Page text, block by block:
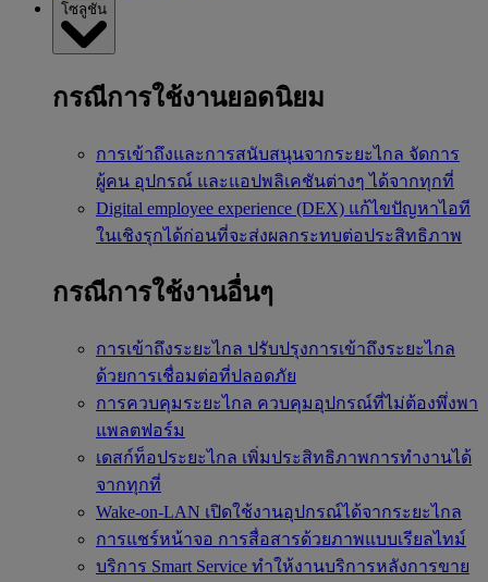
โซลูชัน
กรณีการใช้งานยอดนิยม
การเข้าถึงและการสนับสนุนจากระยะไกล จัดการ
ผู้คน อุปกรณ์ และแอปพลิเคชันต่างๆ ได้จากทุกที่
Digital employee experience (DEX) แก้ไขปัญหาไอที
ในเชิงรุกได้ก่อนที่จะส่งผลกระทบต่อประสิทธิภาพ
กรณีการใช้งานอื่นๆ
การเข้าถึงระยะไกล ปรับปรุงการเข้าถึงระยะไกล
ด้วยการเชื่อมต่อที่ปลอดภัย
การควบคุมระยะไกล ควบคุมอุปกรณ์ที่ไม่ต้องพึ่งพา
แพลตฟอร์ม
เดสก์ท็อประยะไกล เพิ่มประสิทธิภาพการทำงานได้
จากทุกที่
Wake-on-LAN เปิดใช้งานอุปกรณ์ได้จากระยะไกล
การแชร์หน้าจอ การสื่อสารด้วยภาพแบบเรียลไทม์
บริการ Smart Service ทำให้งานบริการหลังการขาย